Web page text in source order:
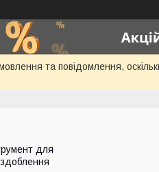
та повідомлення,
для